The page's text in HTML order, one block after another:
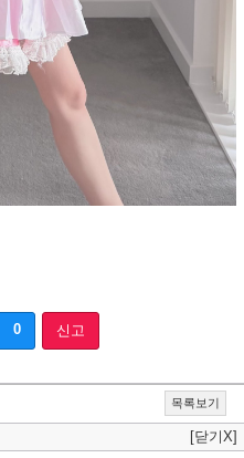
0 신고
목록보기
[닫기X]